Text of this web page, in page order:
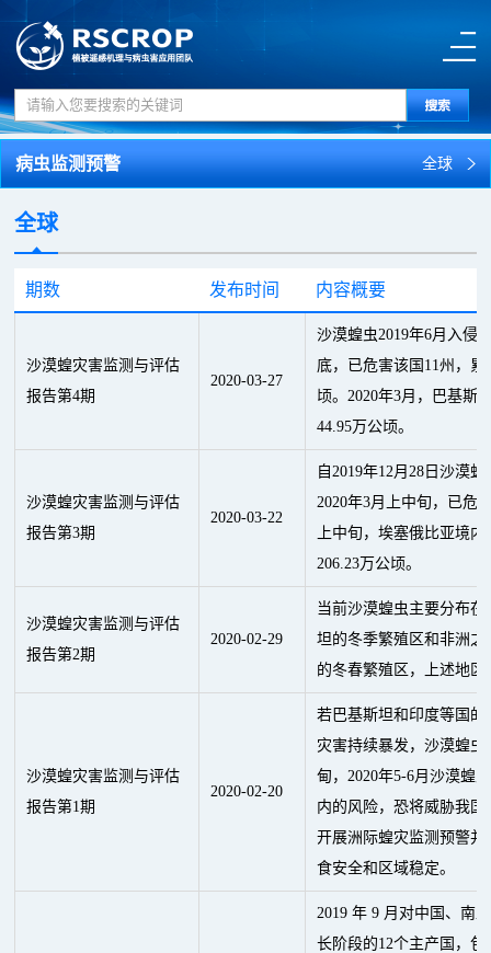
病虫监测预警 全球
全球
期数 发布时间 内容概要
沙漠蝗灾害监测与评估
报告第4期
2020-03-27
沙漠蝗虫2019年6月入侵
底，已危害该国11州，
顷。2020年3月，巴基斯
44.95万公顷。
沙漠蝗灾害监测与评估
报告第3期
2020-03-22
自2019年12月28日沙漠
2020年3月上中旬，已危
上中旬，埃塞俄比亚境
206.23万公顷。
沙漠蝗灾害监测与评估
报告第2期
2020-02-29
当前沙漠蝗虫主要分布
坦的冬季繁殖区和非洲
的冬春繁殖区，上述地
沙漠蝗灾害监测与评估
报告第1期
2020-02-20
若巴基斯坦和印度等国
灾害持续暴发，沙漠蝗
甸，2020年5-6月沙漠蝗
内的风险，恐将威胁我
开展洲际蝗灾监测预警
食安全和区域稳定。
2019年 9 月对中国、南
长阶段的12个主产国，包